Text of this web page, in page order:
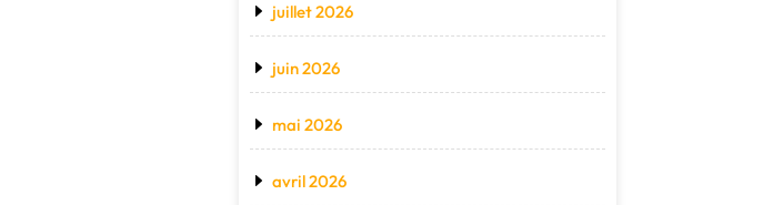
juillet 2026
juin 2026
mai 2026
avril 2026